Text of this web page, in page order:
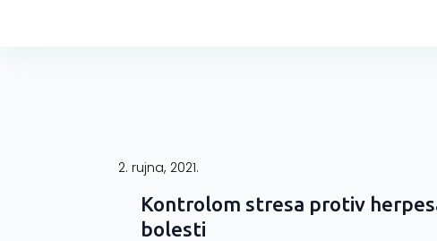
Kontrolom stresa protiv
bolesti
2. rujna, 2021.